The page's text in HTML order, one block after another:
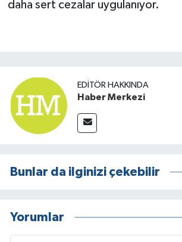
daha sert cezalar uygulanıyor.
EDITÖR HAKKINDA
Haber Merkezi
Bunlar da ilginizi çekebilir
Yorumlar